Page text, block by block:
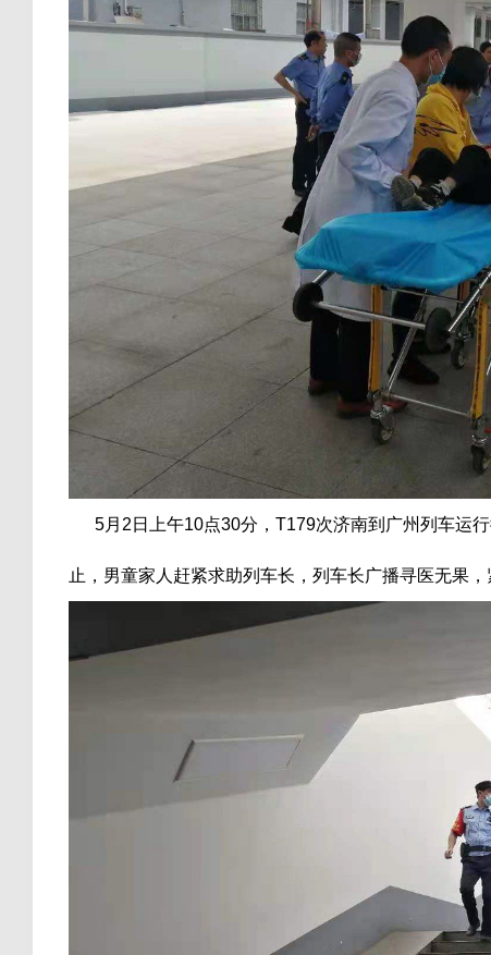
5月2日上午10点30分，T179次济南到广州列车运
止，男童家人赶紧求助列车长，列车长广播寻医无果，